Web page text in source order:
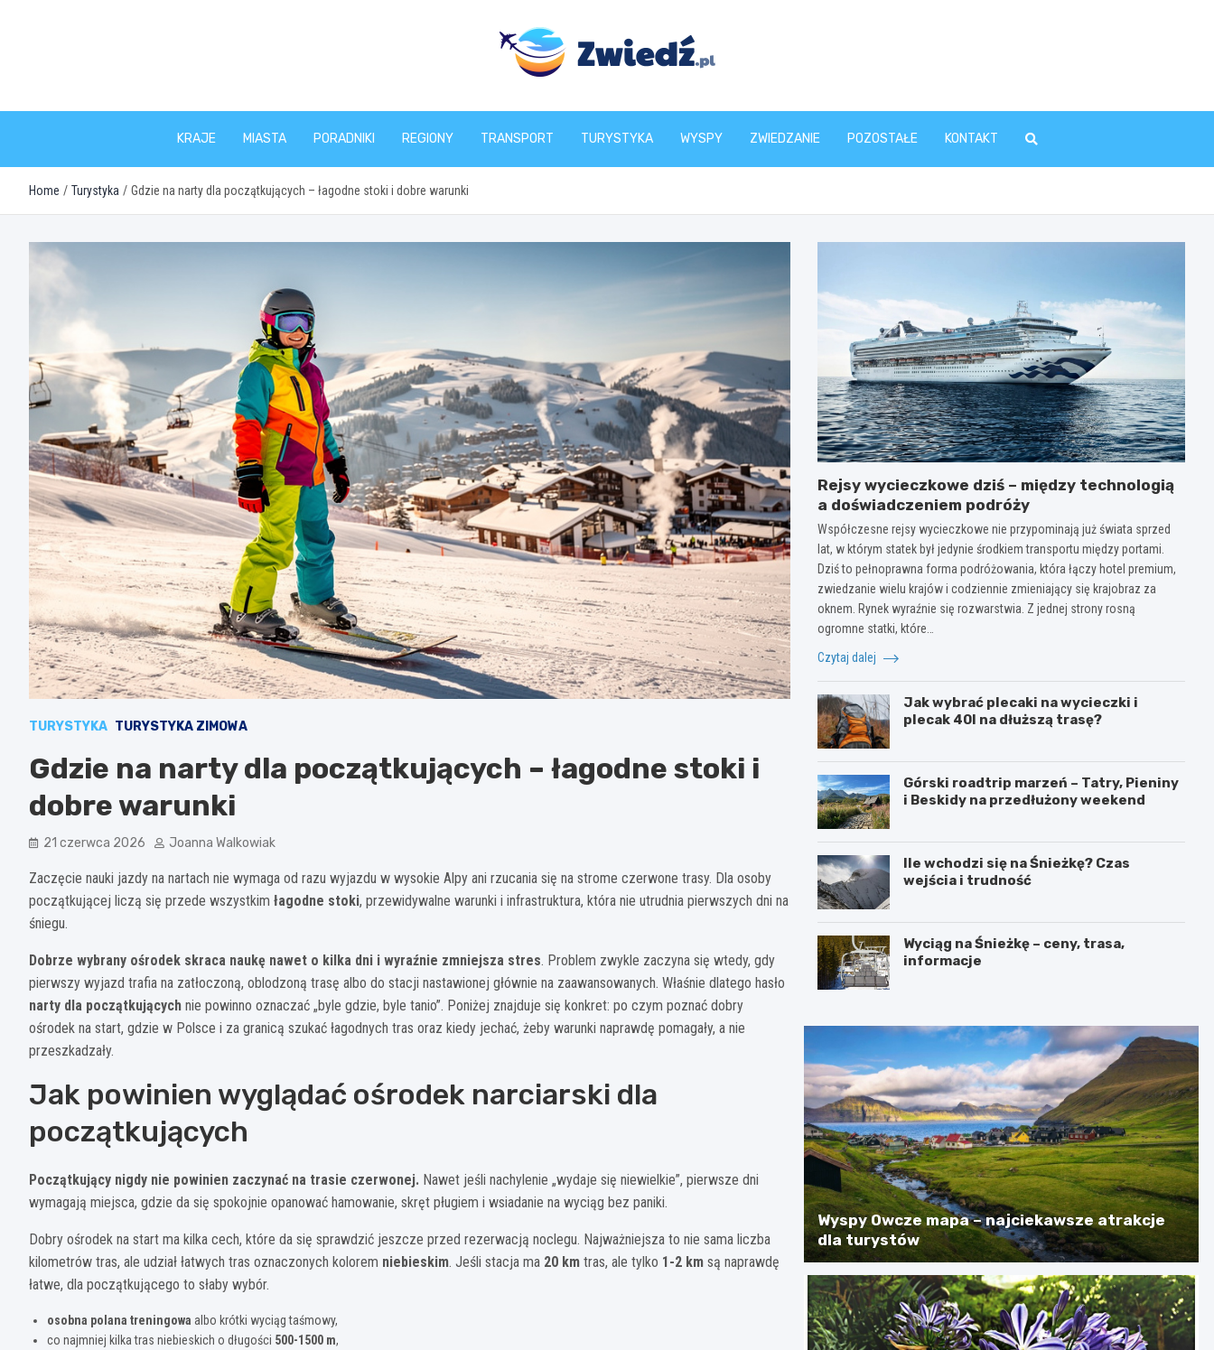
zwiedz.pl
KRAJE MIASTA PORADNIKI REGIONY TRANSPORT TURYSTYKA WYSPY ZWIEDZANIE POZOSTAŁE KONTAKT
Home Turystyka Gdzie na narty dla początkujących – łagodne stoki i dobre warunki
TURYSTYKA TURYSTYKA ZIMOWA
Gdzie na narty dla początkujących – łagodne stoki i
dobre warunki
21 czerwca 2026 Joanna Walkowiak
Zaczęcie nauki jazdy na nartach nie wymaga od razu wyjazdu w wysokie Alpy ani rzucania się na strome czerwone trasy. Dla osoby
początkującej liczą się przede wszystkim łagodne stoki, przewidywalne warunki i infrastruktura, która nie utrudnia pierwszych dni na
śniegu.
Dobrze wybrany ośrodek skraca naukę nawet o kilka dni i wyraźnie zmniejsza stres. Problem zwykle zaczyna się wtedy, gdy
pierwszy wyjazd trafia na zatłoczoną, oblodzoną trasę albo do stacji nastawionej głównie na zaawansowanych. Właśnie dlatego hasło
narty dla początkujących nie powinno oznaczać „byle gdzie, byle tanio”. Poniżej znajduje się konkret: po czym poznać dobry
ośrodek na start, gdzie w Polsce i za granicą szukać łagodnych tras oraz kiedy jechać, żeby warunki naprawdę pomagały, a nie
przeszkadzały.
Jak powinien wyglądać ośrodek narciarski dla
początkujących
Początkujący nigdy nie powinien zaczynać na trasie czerwonej. Nawet jeśli nachylenie „wydaje się niewielkie”, pierwsze dni
wymagają miejsca, gdzie da się spokojnie opanować hamowanie, skręt pługiem i wsiadanie na wyciąg bez paniki.
Dobry ośrodek na start ma kilka cech, które da się sprawdzić jeszcze przed rezerwacją noclegu. Najważniejsza to nie sama liczba
kilometrów tras, ale udział łatwych tras oznaczonych kolorem niebieskim. Jeśli stacja ma 20 km tras, ale tylko 1-2 km są naprawdę
łatwe, dla początkującego to słaby wybór.
osobna polana treningowa albo krótki wyciąg taśmowy,
co najmniej kilka tras niebieskich o długości 500-1500 m,
Rejsy wycieczkowe dziś – między technologią
a doświadczeniem podróży
Współczesne rejsy wycieczkowe nie przypominają już świata sprzed
lat, w którym statek był jedynie środkiem transportu między portami.
Dziś to pełnoprawna forma podróżowania, która łączy hotel premium,
zwiedzanie wielu krajów i codziennie zmieniający się krajobraz za
oknem. Rynek wyraźnie się rozwarstwia. Z jednej strony rosną
ogromne statki, które…
Czytaj dalej
Jak wybrać plecaki na wycieczki i
plecak 40l na dłuższą trasę?
Górski roadtrip marzeń – Tatry, Pieniny
i Beskidy na przedłużony weekend
Ile wchodzi się na Śnieżkę? Czas
wejścia i trudność
Wyciąg na Śnieżkę – ceny, trasa,
informacje
Wyspy Owcze mapa – najciekawsze atrakcje
dla turystów